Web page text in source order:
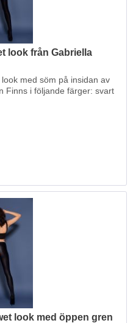
look från Gabriella
med söm på insidan av
Finns i följande färger: svart
look med öppen gren